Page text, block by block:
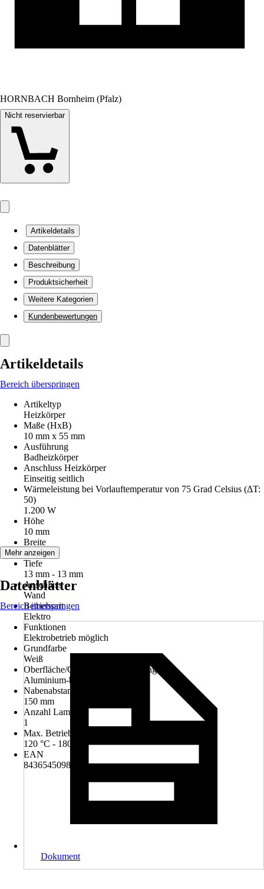
HORNBACH Bornheim (Pfalz)
Nicht reservierbar
Artikeldetails
Datenblätter
Beschreibung
Produktsicherheit
Weitere Kategorien
Kundenbewertungen
Artikeldetails
Bereich überspringen
Artikeltyp
Heizkörper
Maße (HxB)
10 mm x 55 mm
Ausführung
Badheizkörper
Anschluss Heizkörper
Einseitig seitlich
Wärmeleistung bei Vorlauftemperatur von 75 Grad Celsius (ΔT:
50)
1.200 W
Höhe
10 mm
Breite
55 mm
Tiefe
13 mm - 13 mm
Anschluss
Wand
Betriebsart
Elektro
Funktionen
Elektrobetrieb möglich
Grundfarbe
Weiß
Oberfläche/Oberflächenbehandlung
Aluminium-beschichtet
Nabenabstand
150 mm
Anzahl Lamellen
1
Max. Betriebstemperatur
120 °C - 180 °C
EAN
8436545098370
Mehr anzeigen
Datenblätter
Bereich überspringen
Dokument